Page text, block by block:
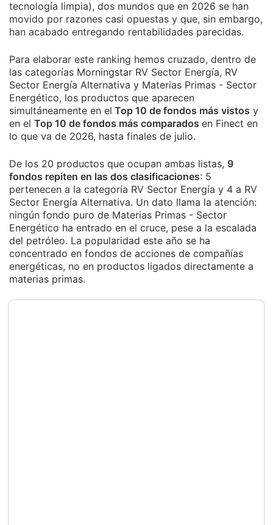
tecnología limpia), dos mundos que en 2026 se han
movido por razones casi opuestas y que, sin embargo,
han acabado entregando rentabilidades parecidas.
Para elaborar este ranking hemos cruzado, dentro de
las categorías Morningstar RV Sector Energía, RV
Sector Energía Alternativa y Materias Primas - Sector
Energético, los productos que aparecen
simultáneamente en el Top 10 de fondos más vistos y
en el Top 10 de fondos más comparados en Finect en
lo que va de 2026, hasta finales de julio.
De los 20 productos que ocupan ambas listas, 9
fondos repiten en las dos clasificaciones: 5
pertenecen a la categoría RV Sector Energía y 4 a RV
Sector Energía Alternativa. Un dato llama la atención:
ningún fondo puro de Materias Primas - Sector
Energético ha entrado en el cruce, pese a la escalada
del petróleo. La popularidad este año se ha
concentrado en fondos de acciones de compañías
energéticas, no en productos ligados directamente a
materias primas.